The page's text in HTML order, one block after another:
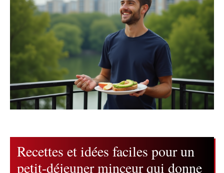
Recettes et idées faciles pour un
petit-déjeuner minceur qui donne